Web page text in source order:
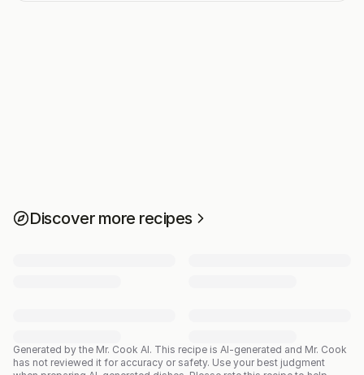
Discover more recipes
Generated by the Mr. Cook AI. This recipe is AI-generated and Mr. Cook
has not reviewed it for accuracy or safety. Use your best judgment